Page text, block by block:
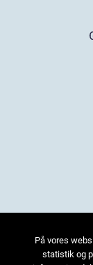
På vores
statistik og